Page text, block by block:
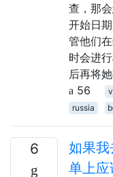
查，那
开始日
管他们
时会进
后再将
56
russia
6
如果我
单上应